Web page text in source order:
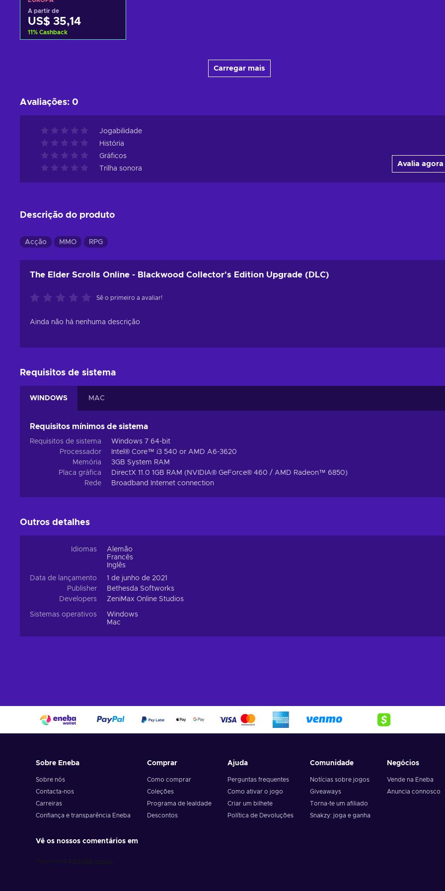
A partir de
US$ 35,14
11% Cashback
Carregar mais
Avaliações: 0
Jogabilidade
História
Gráficos
Trilha sonora
Avalia agora
Descrição do produto
Acção MMO RPG
The Elder Scrolls Online - Blackwood Collector's Edition Upgrade (DLC)
Sê o primeiro a avaliar!
Ainda não há nenhuma descrição
Requisitos de sistema
WINDOWS MAC
Requisitos mínimos de sistema
Requisitos de sistema
Windows 7 64-bit
Processador
Intel® Core™ i3 540 or AMD A6-3620
Memória
3GB System RAM
Placa gráfica
DirectX 11.0 1GB RAM (NVIDIA® GeForce® 460 / AMD Radeon™ 6850)
Rede
Broadband Internet connection
Outros detalhes
Idiomas
Alemão
Francês
Inglês
Data de lançamento
1 de junho de 2021
Publisher
Bethesda Softworks
Developers
ZeniMax Online Studios
Sistemas operativos
Windows
Mac
Sobre Eneba
Sobre nós
Contacta-nos
Carreiras
Confiança e transparência Eneba
Comprar
Como comprar
Coleções
Programa de lealdade
Descontos
Ajuda
Perguntas frequentes
Como ativar o jogo
Criar um bilhete
Política de Devoluções
Comunidade
Notícias sobre jogos
Giveaways
Torna-te um afiliado
Snakzy: joga e ganha
Negócios
Vende na Eneba
Anuncia connosco
Vê os nossos comentários em